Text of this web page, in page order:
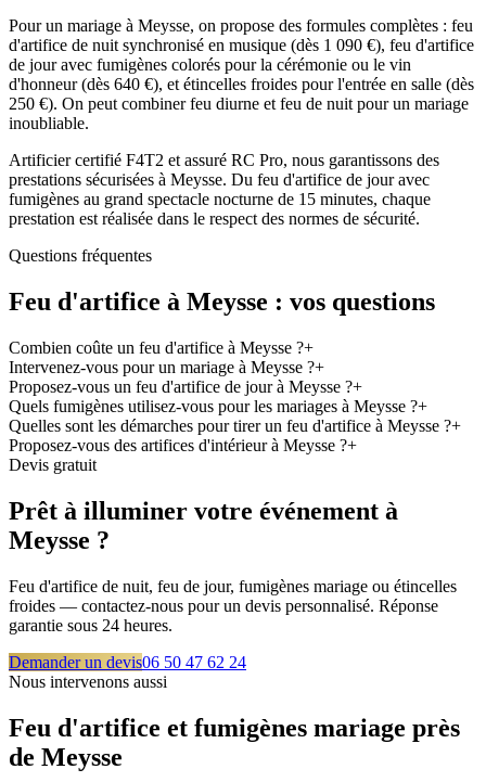
Pour un mariage à Meysse, on propose des formules complètes : feu
d'artifice de nuit synchronisé en musique (dès 1 090 €), feu d'artifice
de jour avec fumigènes colorés pour la cérémonie ou le vin
d'honneur (dès 640 €), et étincelles froides pour l'entrée en salle (dès
250 €). On peut combiner feu diurne et feu de nuit pour un mariage
inoubliable.
Artificier certifié F4T2 et assuré RC Pro, nous garantissons des
prestations sécurisées à Meysse. Du feu d'artifice de jour avec
fumigènes au grand spectacle nocturne de 15 minutes, chaque
prestation est réalisée dans le respect des normes de sécurité.
Questions fréquentes
Feu d'artifice à Meysse : vos questions
Combien coûte un feu d'artifice à Meysse ?+
Intervenez-vous pour un mariage à Meysse ?+
Proposez-vous un feu d'artifice de jour à Meysse ?+
Quels fumigènes utilisez-vous pour les mariages à Meysse ?+
Quelles sont les démarches pour tirer un feu d'artifice à Meysse ?+
Proposez-vous des artifices d'intérieur à Meysse ?+
Devis gratuit
Prêt à illuminer votre événement à
Meysse ?
Feu d'artifice de nuit, feu de jour, fumigènes mariage ou étincelles
froides — contactez-nous pour un devis personnalisé. Réponse
garantie sous 24 heures.
Demander un devis06 50 47 62 24
Nous intervenons aussi
Feu d'artifice et fumigènes mariage près
de Meysse